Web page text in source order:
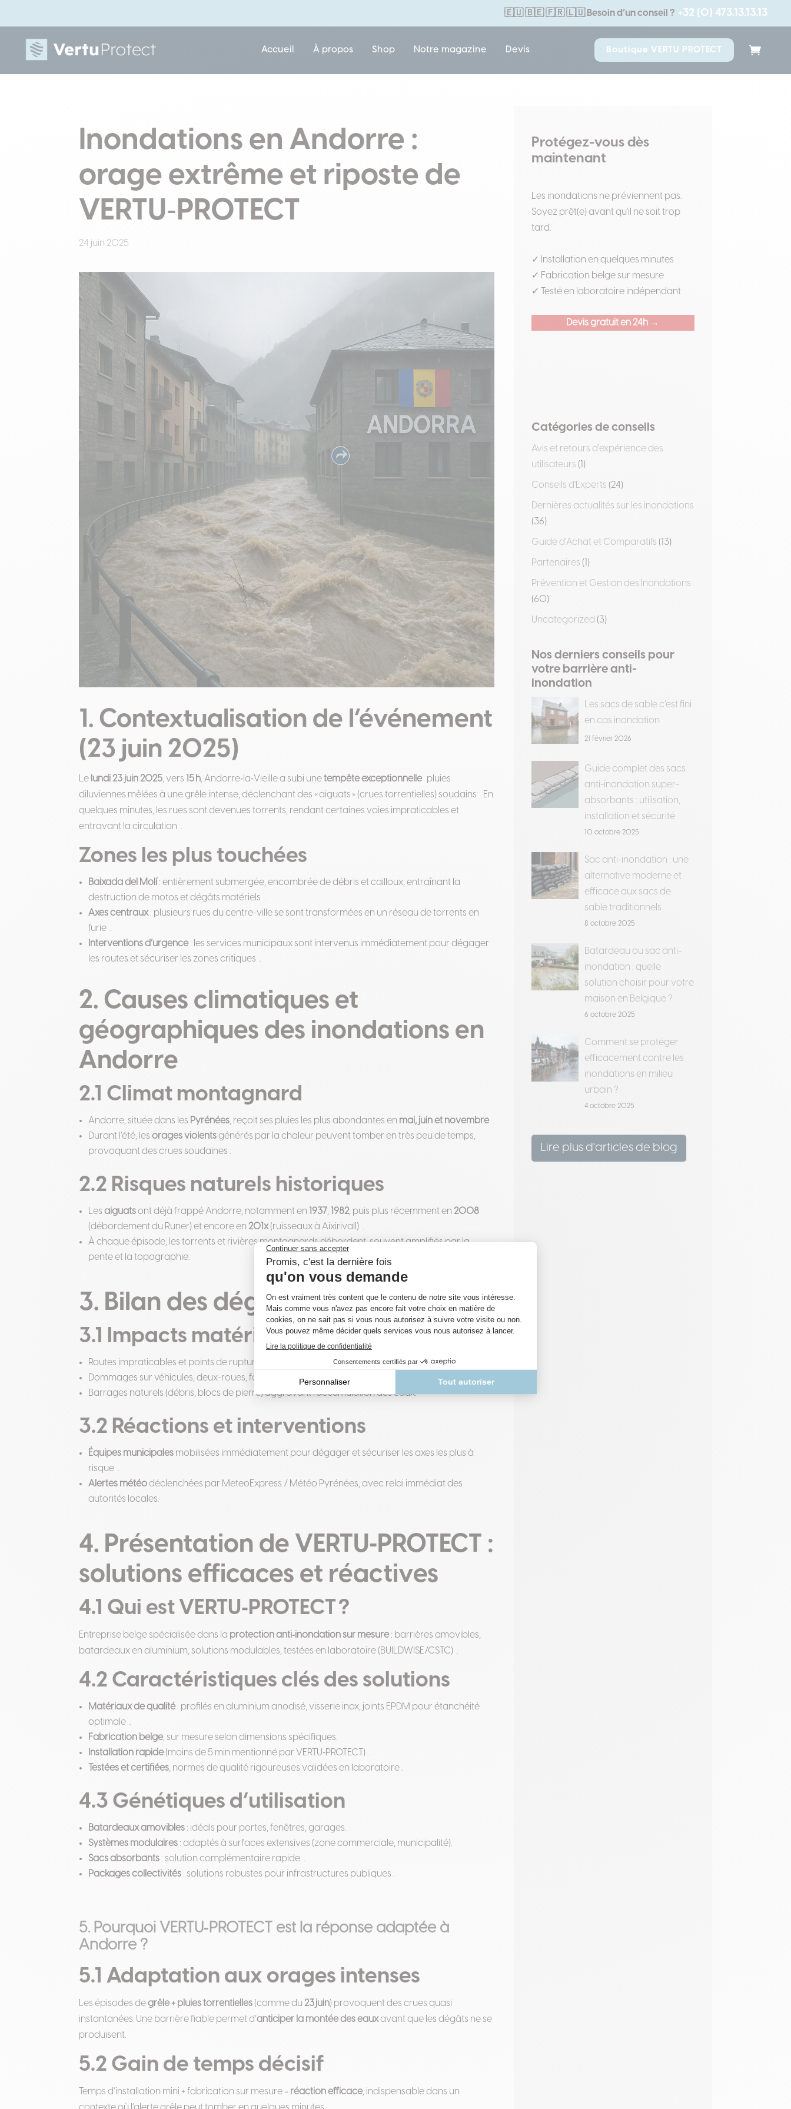
🇪🇺🇧🇪 🇫🇷 🇱🇺 Besoin d’un conseil ? +32 (0) 473.13.13.13
Accueil À propos Shop Notre magazine Devis Boutique VERTU PROTECT
Inondations en Andorre :
orage extrême et riposte de
VERTU‑PROTECT
24 juin 2025
1. Contextualisation de l’événement
(23 juin 2025)
Le lundi 23 juin 2025, vers 15 h, Andorre‑la‑Vieille a subi unetempête exceptionnelle: pluies
diluviennes mêlées à une grêle intense, déclenchant des « aiguats » (crues torrentielles) soudains . En
quelques minutes, les rues sont devenues torrents, rendant certaines voies impraticables et
entravant la circulation .
Zones les plus touchées
Baixada del Molí : entièrement submergée, encombrée de débris et cailloux, entraînant la
destruction de motos et dégâts matériels .
Axes centraux: plusieurs rues du centre-ville se sont transformées en un réseau de torrents en
furie .
Interventions d’urgence : les services municipaux sont intervenus immédiatement pour dégager
les routes et sécuriser les zones critiques .
2. Causes climatiques et
géographiques des inondations en
Andorre
2.1 Climat montagnard
Andorre, située dans les Pyrénées, reçoit ses pluies les plus abondantes en mai, juin et novembre .
Durant l’été, lesorages violentsgénérés par la chaleur peuvent tomber en très peu de temps,
provoquant des crues soudaines .
2.2 Risques naturels historiques
Lesaiguatsont déjà frappé Andorre, notamment en 1937, 1982, puis plus récemment en2008
(débordement du Runer) et encore en201x(ruisseaux à Aixirivall) .
À chaque épisode, les torrents et rivières montagnards débordent, souvent amplifiés par la
pente et la topographie.
3. Bilan des dégâts récents
3.1 Impacts matériels
Routes impraticables et points de rupture des infrastructures urbaines.
Dommages sur véhicules, deux-roues, façades, trottoirs, canalisations.
Barrages naturels (débris, blocs de pierre) aggravant l’accumulation des eaux.
3.2 Réactions et interventions
Équipes municipales mobilisées immédiatement pour dégager et sécuriser les axes les plus à
risque .
Alertes météodéclenchées par MeteoExpress / Météo Pyrénées, avec relai immédiat des
autorités locales.
4. Présentation de VERTU‑PROTECT :
solutions efficaces et réactives
4.1 Qui est VERTU‑PROTECT?
Entreprise belge spécialisée dans la protection anti‑inondation sur mesure : barrières amovibles,
batardeaux en aluminium, solutions modulables, testées en laboratoire (BUILDWISE/CSTC) .
4.2 Caractéristiques clés des solutions
Matériaux de qualité : profilés en aluminium anodisé, visserie inox, joints EPDM pour étanchéité
optimale .
Fabrication belge, sur mesure selon dimensions spécifiques.
Installation rapide(moins de 5 min mentionné par VERTU‑PROTECT) .
Testées et certifiées, normes de qualité rigoureuses validées en laboratoire .
4.3 Génétiques d’utilisation
Batardeaux amovibles : idéals pour portes, fenêtres, garages.
Systèmes modulaires : adaptés à surfaces extensives (zone commerciale, municipalité).
Sacs absorbants : solution complémentaire rapide .
Packages collectivités : solutions robustes pour infrastructures publiques .
5. Pourquoi VERTU‑PROTECT est la réponse adaptée à
Andorre ?
5.1 Adaptation aux orages intenses
Les épisodes degrêle + pluies torrentielles(comme du23 juin) provoquent des crues quasi
instantanées. Une barrière fiable permet d’anticiper la montée des eauxavant que les dégâts ne se
produisent.
5.2 Gain de temps décisif
Temps d’installation mini + fabrication sur mesure = réaction efficace, indispensable dans un
Protégez-vous dès
maintenant
Les inondations ne préviennent pas.
Soyez prêt(e) avant qu'il ne soit trop
tard.
✓ Installation en quelques minutes
✓ Fabrication belge sur mesure
✓ Testé en laboratoire indépendant
Devis gratuit en 24h →
Catégories de conseils
Avis et retours d'expérience des
utilisateurs (1)
Conseils d'Experts (24)
Dernières actualités sur les inondations
(36)
Guide d'Achat et Comparatifs (13)
Partenaires (1)
Prévention et Gestion des Inondations
(60)
Uncategorized (3)
Nos derniers conseils pour
votre barrière anti-
inondation
Les sacs de sable c’est fini
en cas inondation
21 février 2026
Guide complet des sacs
anti-inondation super-
absorbants : utilisation,
installation et sécurité
10 octobre 2025
Sac anti-inondation : une
alternative moderne et
efficace aux sacs de
sable traditionnels
8 octobre 2025
Batardeau ou sac anti-
inondation : quelle
solution choisir pour votre
maison en Belgique ?
6 octobre 2025
Comment se protéger
efficacement contre les
inondations en milieu
urbain ?
4 octobre 2025
Lire plus d'articles de blog